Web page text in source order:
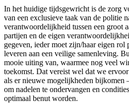
In het huidige tijdsgewricht is de zorg
van een exclusieve taak van de politie
verantwoordelijkheid tussen een groot
partijen en de eigen
gegeven, ieder moet zijn/haar eigen rol
leveren aan een veilige samenleving.
mooie uiting van, waarmee nog veel
toekomst. Dat vereist wel dat we
als er nieuwe mogelijkheden bijkomen
om nadelen te ondervangen en
optimaal benut worden.